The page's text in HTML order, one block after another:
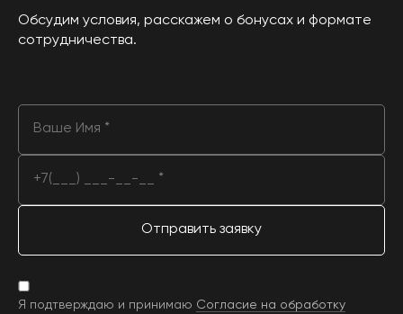
Обсудим условия, расскажем о бонусах и формате
сотрудничества.
Отправить заявку
Я подтверждаю и принимаю Согласие на обработку